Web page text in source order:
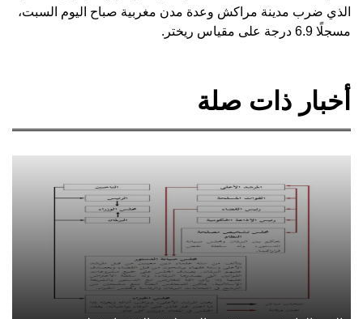
الذي ضرب مدينة مراكش وعدة مدن مغربية صباح اليوم السبت،
مسجلًا 6.9 درجة على مقياس ريختر.
أخبار ذات صلة